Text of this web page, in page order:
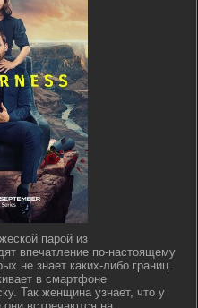
парой из
впечатление по-настоящему
не знает каких-либо границ.
в смартфоне
Так женщина узнает, что у